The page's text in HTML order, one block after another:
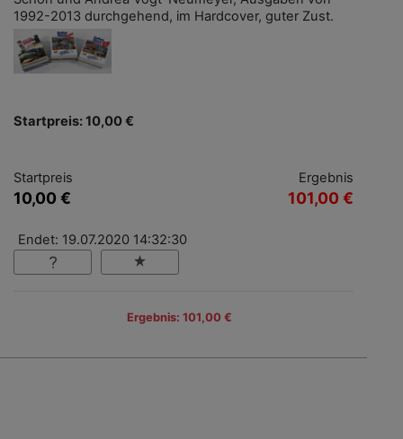
1992-2013 durchgehend, im Hardcover, guter Zust.
Startpreis: 10,00 €
Startpreis
10,00 €
Ergebnis
101,00 €
Endet: 19.07.2020 14:32:30
Ergebnis: 101,00 €